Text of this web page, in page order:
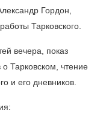
Гордон,
Тарковского.
вечера, показ
Тарковском, чтение
и его дневников.